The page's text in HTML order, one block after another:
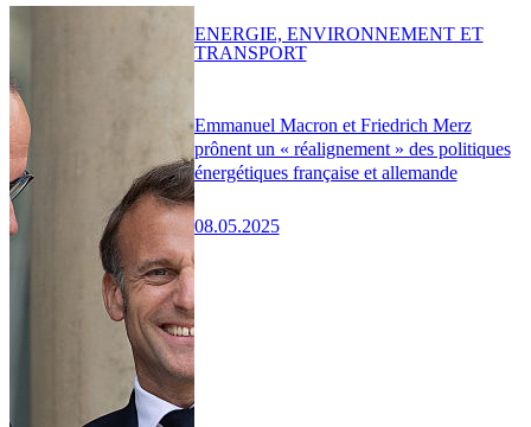
Emmanuel Macron et Friedrich Merz
prônent un « réalignement » des politiques
énergétiques française et allemande
08.05.2025
ENERGIE, ENVIRONNEMENT ET
TRANSPORT